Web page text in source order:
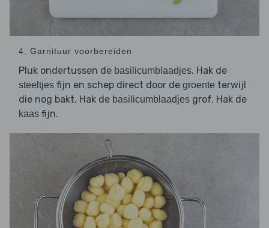
4. Garnituur voorbereiden
Pluk ondertussen de basilicumblaadjes. Hak de
steeltjes fijn en schep direct door de groente terwijl
die nog bakt. Hak de basilicumblaadjes grof. Hak de
kaas fijn.